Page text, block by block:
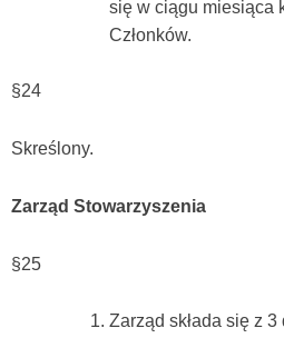
się w ciągu miesiąca
Członków.
§24
Skreślony.
Zarząd Stowarzyszenia
§25
Zarząd składa się z 3